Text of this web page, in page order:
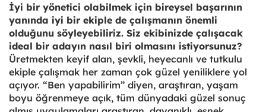
İyi bir yönetici olabilmek için bireysel başarının
yanında iyi bir ekiple de çalışmanın önemli
olduğunu söyleyebiliriz. Siz ekibinizde çalışacak
ideal bir adayın nasıl biri olmasını istiyorsunuz?
Üretmekten keyif alan, şevkli, heyecanlı ve tutkulu
ekiple çalışmak her zaman çok güzel yeniliklere yol
açıyor. “Ben yapabilirim” diyen, araştıran, yaşam
boyu öğrenmeye açık, tüm dünyadaki güzel sonuç